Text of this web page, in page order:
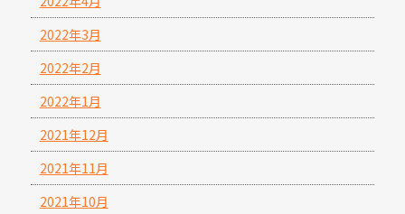
2022年3月
2022年2月
2022年1月
2021年12月
2021年11月
2021年10月